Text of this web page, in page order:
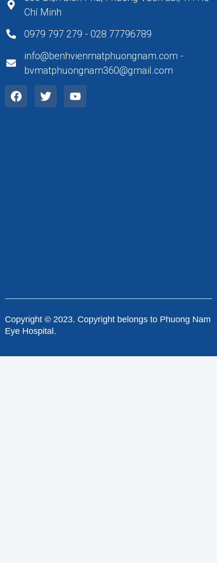
Chí Minh
0979 797 279 - 028 77796789
info@benhvienmatphuongnam.com -
bvmatphuongnam360@gmail.com
Copyright © 2023. Copyright belongs to Phuong Nam
Eye Hospital.